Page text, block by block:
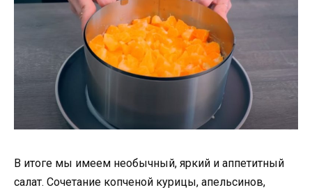
В итоге мы имеем необычный, яркий и аппетитный
салат. Сочетание копченой курицы, апельсинов,